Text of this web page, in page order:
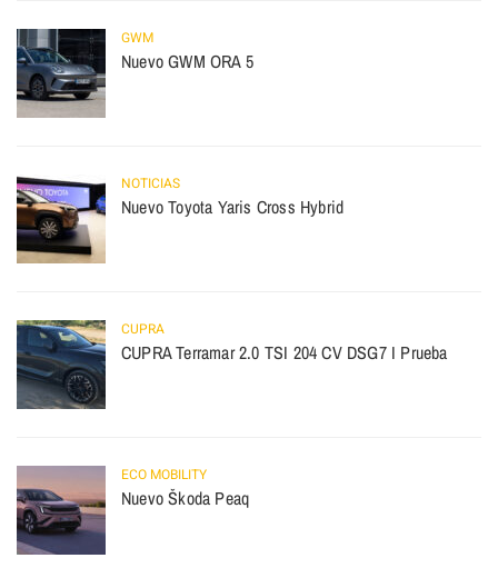
GWM
Nuevo GWM ORA 5
NOTICIAS
Nuevo Toyota Yaris Cross Hybrid
CUPRA
CUPRA Terramar 2.0 TSI 204 CV DSG7 I Prueba
ECO MOBILITY
Nuevo Škoda Peaq